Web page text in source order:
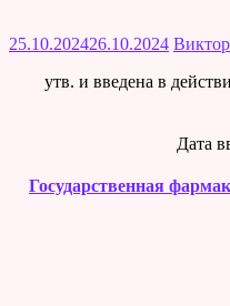
25.10.202426.10.2024 Виктор
утв. и введена в
Дата
Государственная